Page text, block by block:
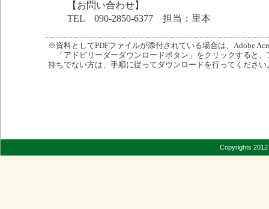
【お問い合わせ】
TEL 090-2850-6377 担当：里本
※資料としてPDFファイルが添付されている場合は、Adobe
「アドビリーダーダウンロードボタン」をクリックすると
持ちでない方は、手順に従ってダウンロードを行ってください
Copyrights